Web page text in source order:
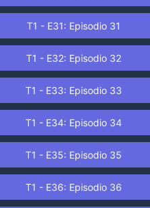
T1 - E31: Episodio 31
T1 - E32: Episodio 32
T1 - E33: Episodio 33
T1 - E34: Episodio 34
T1 - E35: Episodio 35
T1 - E36: Episodio 36